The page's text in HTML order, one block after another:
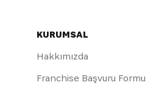
KURUMSAL
Hakkımızda
Franchise Başvuru Formu